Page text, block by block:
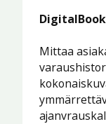
Mittaa